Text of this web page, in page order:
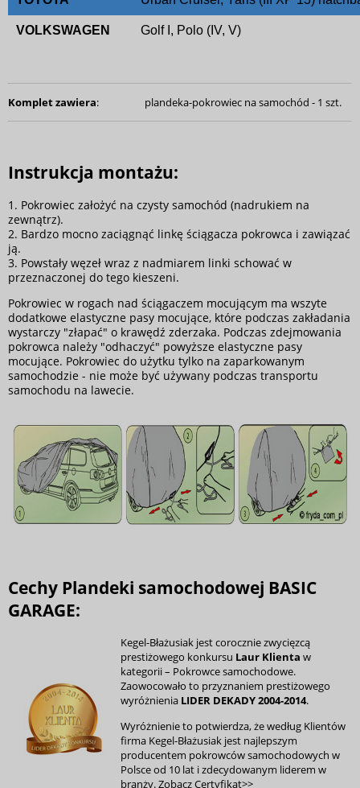
VOLKSWAGEN Golf I, Polo (IV, V)
Komplet zawiera: plandeka-pokrowiec na samochód - 1 szt.
Instrukcja montażu:
1. Pokrowiec założyć na czysty samochód (nadrukiem na
zewnątrz).
2. Bardzo mocno zaciągnąć linkę ściągacza pokrowca i zawiązać
ją.
3. Powstały węzeł wraz z nadmiarem linki schować w
przeznaczonej do tego kieszeni.
Pokrowiec w rogach nad ściągaczem mocującym ma wszyte
dodatkowe elastyczne pasy mocujące, które podczas zakładania
wystarczy "złapać" o krawędź zderzaka. Podczas zdejmowania
pokrowca należy "odhaczyć" powyższe elastyczne pasy
mocujące. Pokrowiec do użytku tylko na zaparkowanym
samochodzie - nie może być używany podczas transportu
samochodu na lawecie.
Cechy Plandeki samochodowej BASIC
GARAGE:
Kegel-Błażusiak jest corocznie zwycięzcą
prestiżowego konkursu Laur Klienta w
kategorii – Pokrowce samochodowe.
Zaowocowało to przyznaniem prestiżowego
wyróżnienia LIDER DEKADY 2004-2014.
Wyróżnienie to potwierdza, że według Klientów
firma Kegel-Błażusiak jest najlepszym
producentem pokrowców samochodowych w
Polsce od 10 lat i zdecydowanym liderem w
branży.Zobacz Certyfikat>>